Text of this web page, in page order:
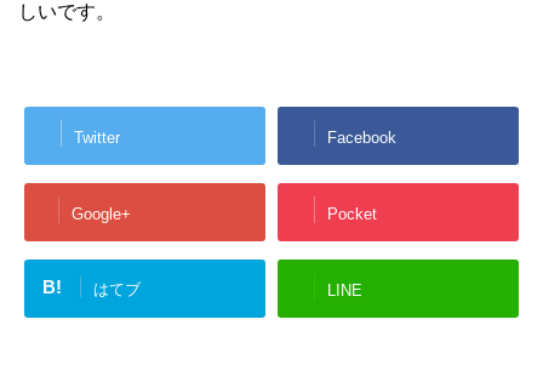
しいです。
Twitter Facebook
Google+ Pocket
B! はてブ LINE